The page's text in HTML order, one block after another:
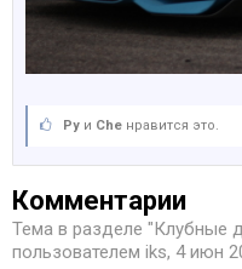
Ру и Che нравится это.
Комментарии
Тема в разделе "Клубные
пользователем iks, 4 июн